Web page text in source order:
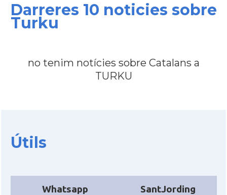
Darreres 10 noticies sobre
Turku
no tenim notícies sobre Catalans a
TURKU
Útils
Whatsapp SantJording